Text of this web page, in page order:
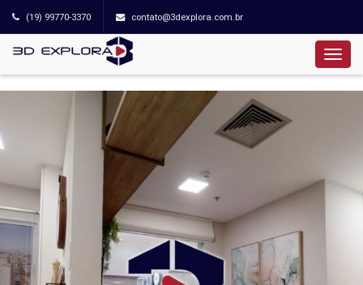
(19) 99770-3370 contato@3dexplora.com.br